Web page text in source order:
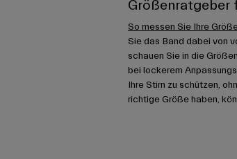
Größenratgeber
So messen Sie Ihre
Sie das Band dabei von
schauen Sie in die
bei lockerem
Ihre Stirn zu schützen,
richtige Größe haben,